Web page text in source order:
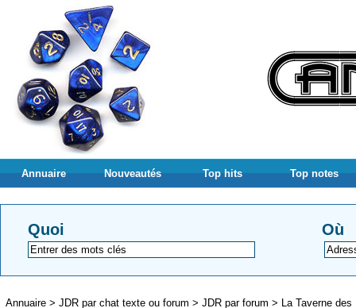
Annuaire Nouveautés Top hits Top notes
Quoi Où
Annuaire > JDR par chat texte ou forum > JDR par forum > La Taverne